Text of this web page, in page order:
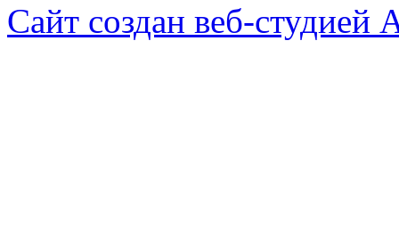
Сайт создан веб-студией